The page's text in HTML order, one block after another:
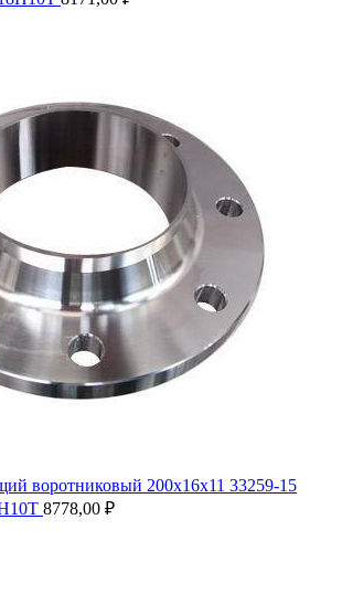
воротниковый 200х16х11 33259-15
8778,00 ₽